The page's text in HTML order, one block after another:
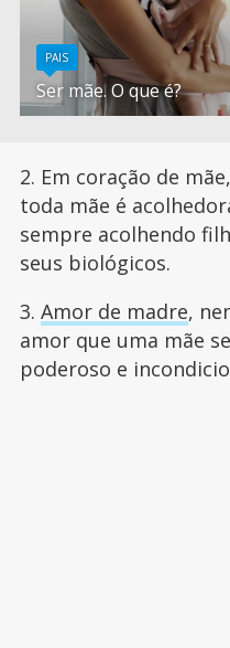
PAIS
Ser mãe. O que é?
2. Em coração de
toda mãe é
sempre acolhendo
seus biológicos.
3. Amor de madre,
amor que uma mãe
poderoso e